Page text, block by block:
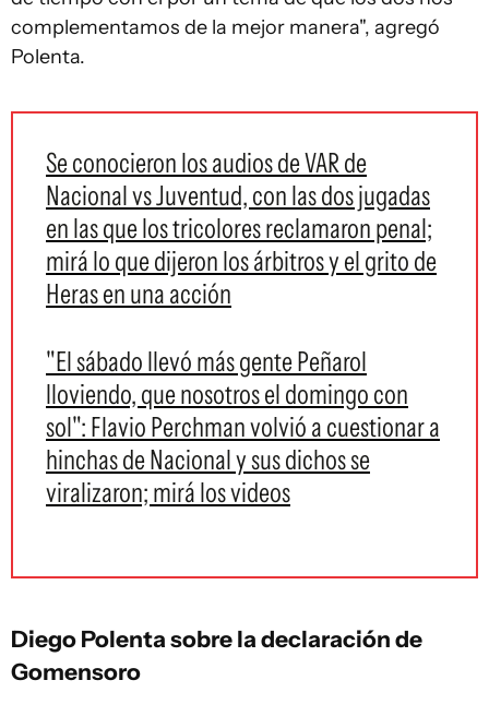
complementamos de la mejor manera", agregó
Polenta.
Se conocieron los audios de VAR de
Nacional vs Juventud, con las dos jugadas
en las que los tricolores reclamaron penal;
mirá lo que dijeron los árbitros y el grito de
Heras en una acción
"El sábado llevó más gente Peñarol
lloviendo, que nosotros el domingo con
sol": Flavio Perchman volvió a cuestionar a
hinchas de Nacional y sus dichos se
viralizaron; mirá los videos
Diego Polenta sobre la declaración de
Gomensoro